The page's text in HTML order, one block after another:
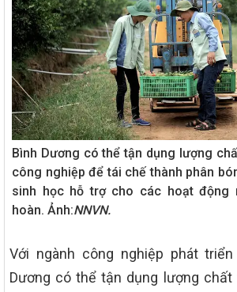
Bình Dương có thể tận dụng lượng
công nghiệp để tái chế thành phân
sinh học hỗ trợ cho các hoạt động
hoàn. Ảnh:NNVN.
Với ngành công nghiệp phát
Dương có thể tận dụng lượng